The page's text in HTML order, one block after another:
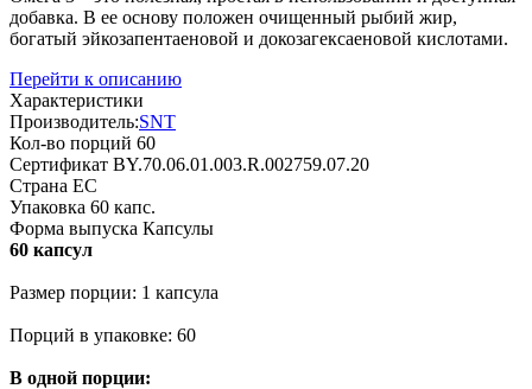
добавка. В ее основу положен очищенный рыбий жир,
богатый эйкозапентаеновой и докозагексаеновой кислотами.
Перейти к описанию
Характеристики
Производитель:SNT
Кол-во порций 60
Сертификат BY.70.06.01.003.R.002759.07.20
Страна ЕС
Упаковка 60 капс.
Форма выпуска Капсулы
60 капсул
Размер порции: 1 капсула
Порций в упаковке: 60
В одной порции: